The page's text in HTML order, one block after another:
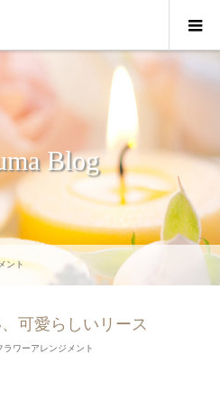
Blog
ント
可愛らしいリース
ラワーアレンジメント